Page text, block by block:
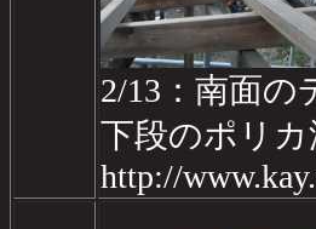
2/13：南面の
下段のポリ
http://